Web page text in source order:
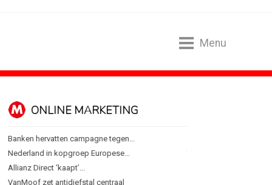
Menu
ONLINE MARKETING
Banken hervatten campagne tegen...
Nederland in kopgroep Europese...
Allianz Direct ‘kaapt’...
VanMoof zet antidiefstal centraal
Tata Consultancy